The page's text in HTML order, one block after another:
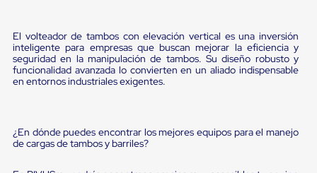
Milla
Dollies
para
Charolas
Plásticas
Colapsables
Jaulas
de
El volteador de tambos con elevación vertical es una inversión
inteligente para empresas que buscan mejorar la eficiencia y
seguridad en la manipulación de tambos. Su diseño robusto y
funcionalidad avanzada lo convierten en un aliado indispensable
en entornos industriales exigentes.
¿En dónde puedes encontrar los mejores equipos para el manejo
de cargas de tambos y barriles?